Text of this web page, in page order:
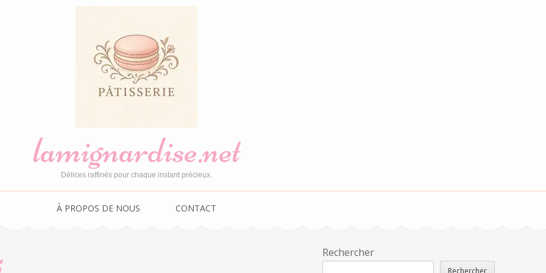
lamignardise.net
Délices raffinés pour chaque instant précieux.
À PROPOS DE NOUS CONTACT
Rechercher